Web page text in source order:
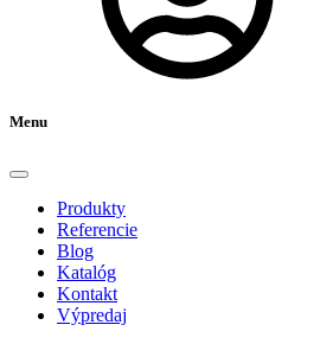
Menu
Produkty
Referencie
Blog
Katalóg
Kontakt
Výpredaj